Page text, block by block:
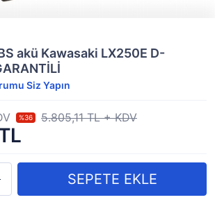
akü Kawasaki LX250E D-
Siz Yapın
%36 5.805,11 TL + KDV